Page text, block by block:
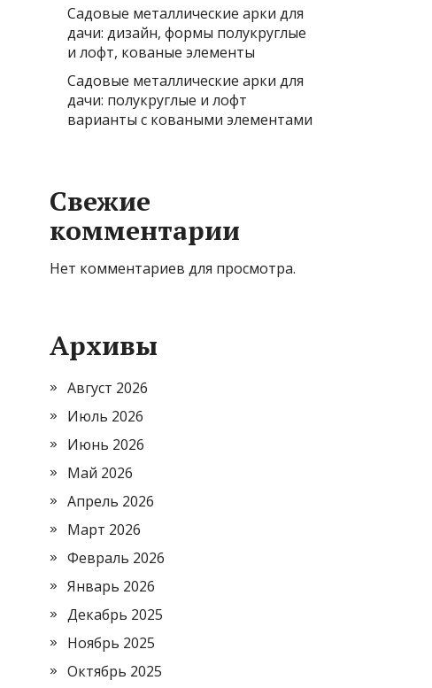
Садовые металлические арки для
дачи: дизайн, формы полукруглые
и лофт, кованые элементы
Садовые металлические арки для
дачи: полукруглые и лофт
варианты с коваными элементами
Свежие
комментарии
Нет комментариев для просмотра.
Архивы
Август 2026
Июль 2026
Июнь 2026
Май 2026
Апрель 2026
Март 2026
Февраль 2026
Январь 2026
Декабрь 2025
Ноябрь 2025
Октябрь 2025